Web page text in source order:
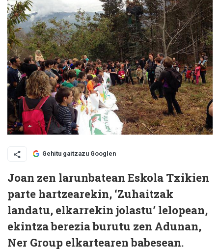
Gehitu gaitzazu Googlen
Joan zen larunbatean Eskola Txikien
parte hartzearekin, ‘Zuhaitzak
landatu, elkarrekin jolastu’ lelopean,
ekintza berezia burutu zen Adunan,
Ner Group elkartearen babesean.